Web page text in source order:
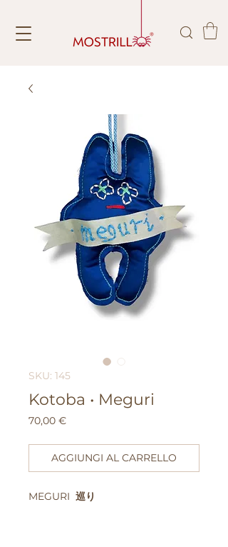
SKU: 145
Kotoba • Meguri
70,00 €Prezzo
AGGIUNGI AL CARRELLO
MEGURI 巡り